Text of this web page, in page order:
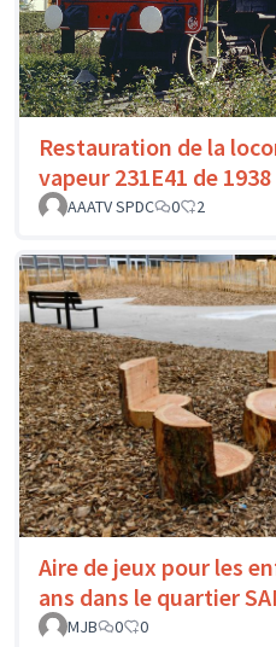
Restauration de la
vapeur 231E41 de 1938
AAATV SPDC
0 2
Aire de jeux pour les
ans dans le quartier
MJB
0 0